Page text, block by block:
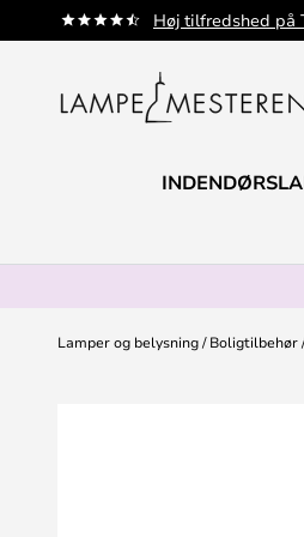
Høj tilfredshed på
Skip
to
Lamper og belysning Boligtilbehør